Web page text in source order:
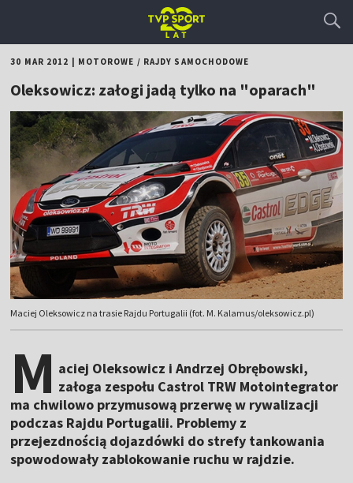
30 MAR 2012 MOTOROWE / RAJDY SAMOCHODOWE
Oleksowicz: załogi jadą tylko na "oparach"
Maciej Oleksowicz na trasie Rajdu Portugalii (fot. M. Kalamus/oleksowicz.pl)
M aciej Oleksowicz i Andrzej Obrębowski,
załoga zespołu Castrol TRW Motointegrator
ma chwilowo przymusową przerwę w rywalizacji
podczas Rajdu Portugalii. Problemy z
przejezdnością dojazdówki do strefy tankowania
spowodowały zablokowanie ruchu w rajdzie.